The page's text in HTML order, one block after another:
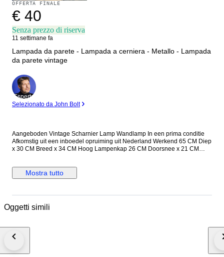
OFFERTA FINALE
€ 40
Senza prezzo di riserva
11 settimane fa
Lampada da parete - Lampada a cerniera - Metallo - Lampada
da parete vintage
Esperto
Selezionato da John Bolt
Aangeboden Vintage Scharnier Lamp Wandlamp In een prima conditie
Afkomstig uit een inboedel opruiming uit Nederland Werkend 65 CM Diep
x 30 CM Breed x 34 CM Hoog Lampenkap 26 CM Doorsnee x 21 CM
Mostra tutto
Oggetti simili